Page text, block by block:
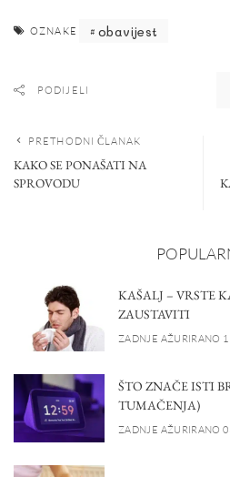
OZNAKE obavijest
PODIJELI
PRETHODNI ČLANAK
KAKO SE PONAŠATI NA
SPROVODU
KAŠALJ – VRSTE
ZAUSTAVITI
ZADNJE AŽURIRANO
ŠTO ZNAČE ISTI
TUMAČENJA)
ZADNJE AŽURIRANO